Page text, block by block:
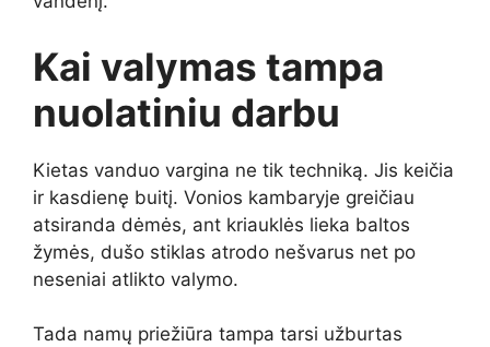
Kai valymas tampa
nuolatiniu darbu
Kietas vanduo vargina ne tik techniką. Jis keičia
ir kasdienę buitį. Vonios kambaryje greičiau
atsiranda dėmės, ant kriauklės lieka baltos
žymės, dušo stiklas atrodo nešvarus net po
neseniai atlikto valymo.
Tada namų priežiūra tampa tarsi užburtas